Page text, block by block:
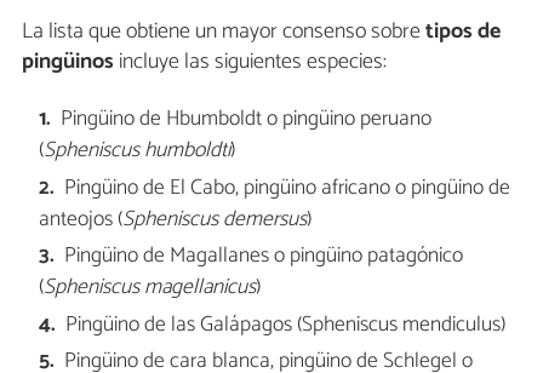
La lista que obtiene un mayor consenso sobretipos de
pingüinos incluye las siguientes especies:
Pingüino de Hbumboldt o pingüino peruano
(Spheniscus humboldti)
Pingüino de El Cabo, pingüino africano o pingüino de
anteojos (Spheniscus demersus)
Pingüino de Magallanes o pingüino patagónico
(Spheniscus magellanicus)
Pingüino de las Galápagos (Spheniscus mendiculus)
Pingüino de cara blanca, pingüino de Schlegel o